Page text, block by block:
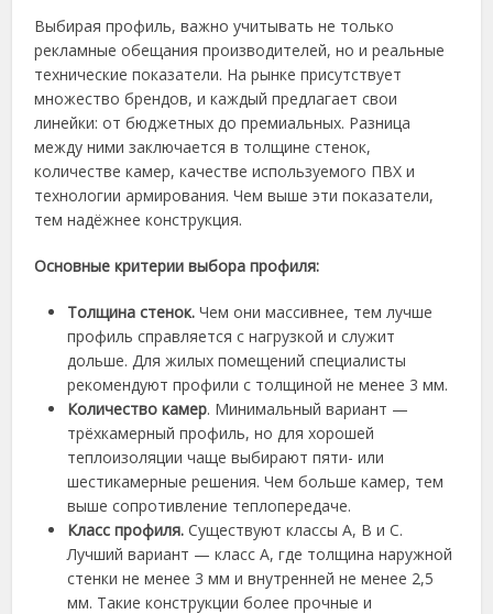
Выбирая профиль, важно учитывать не только
рекламные обещания производителей, но и реальные
технические показатели. На рынке присутствует
множество брендов, и каждый предлагает свои
линейки: от бюджетных до премиальных. Разница
между ними заключается в толщине стенок,
количестве камер, качестве используемого ПВХ и
технологии армирования. Чем выше эти показатели,
тем надёжнее конструкция.
Основные критерии выбора профиля:
Толщина стенок.Чем они массивнее, тем лучше
профиль справляется с нагрузкой и служит
дольше. Для жилых помещений специалисты
рекомендуют профили с толщиной не менее 3 мм.
Количество камер. Минимальный вариант —
трёхкамерный профиль, но для хорошей
теплоизоляции чаще выбирают пяти- или
шестикамерные решения. Чем больше камер, тем
выше сопротивление теплопередаче.
Класс профиля.Существуют классы A, B и C.
Лучший вариант — класс A, где толщина наружной
стенки не менее 3 мм и внутренней не менее 2,5
мм. Такие конструкции более прочные и